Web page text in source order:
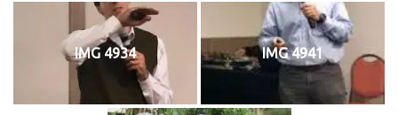
IMG 4934 IMG 4941